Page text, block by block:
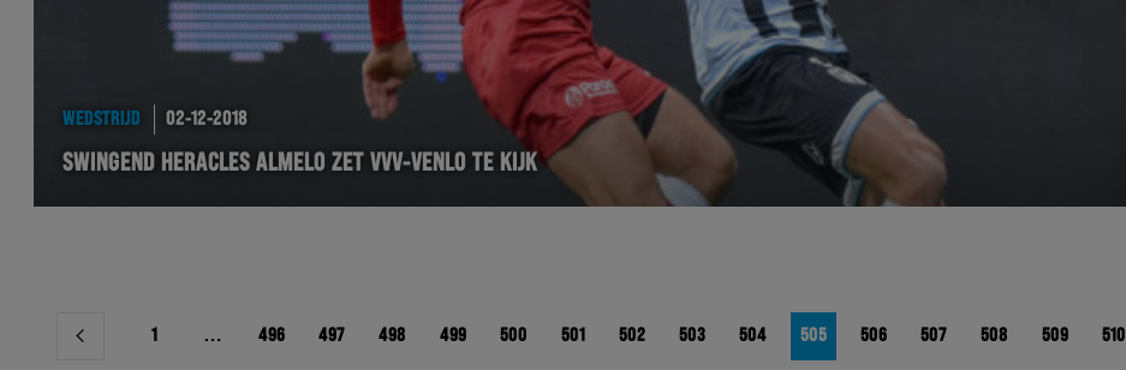
WEDSTRIJD 02-12-2018
SWINGEND HERACLES ALMELO ZET VVV-VENLO TE KIJK
Berichtnavigatie
1 … 496 497 498 499 500 501 502 503 504 505 506 507 508 509 510